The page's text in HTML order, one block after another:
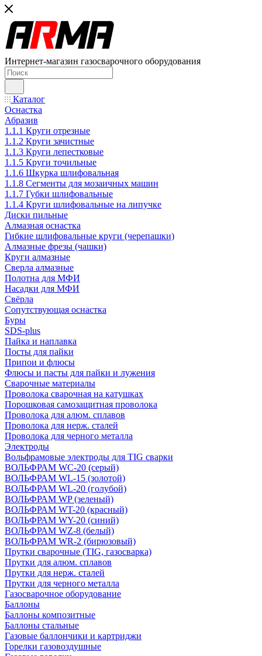
Интернет-магазин газосварочного оборудования
Каталог
Оснастка
Абразив
1.1.1 Круги отрезные
1.1.2 Круги зачистные
1.1.3 Круги лепестковые
1.1.5 Круги точильные
1.1.6 Шкурка шлифовальная
1.1.8 Сегменты для мозаичных машин
1.1.7 Губки шлифовальные
1.1.4 Круги шлифовальные на липучке
Диски пильные
Алмазная оснастка
Гибкие шлифовальные круги (черепашки)
Алмазные фрезы (чашки)
Круги алмазные
Сверла алмазные
Полотна для МФИ
Насадки для МФИ
Свёрла
Сопутствующая оснастка
Буры
SDS-plus
Пайка и наплавка
Посты для пайки
Припои и флюсы
Флюсы и пасты для пайки и лужения
Сварочные материалы
Проволока сварочная на катушках
Порошковая самозащитная проволока
Проволока для алюм. сплавов
Проволока для нерж. сталей
Проволока для черного металла
Электроды
Вольфрамовые электроды для TIG сварки
ВОЛЬФРАМ WC-20 (серый)
ВОЛЬФРАМ WL-15 (золотой)
ВОЛЬФРАМ WL-20 (голубой)
ВОЛЬФРАМ WP (зеленый)
ВОЛЬФРАМ WT-20 (красный)
ВОЛЬФРАМ WY-20 (синий)
ВОЛЬФРАМ WZ-8 (белый)
ВОЛЬФРАМ WR-2 (бирюзовый)
Прутки сварочные (TIG, газосварка)
Прутки для алюм. сплавов
Прутки для нерж. сталей
Прутки для черного металла
Газосварочное оборудование
Баллоны
Баллоны композитные
Баллоны стальные
Газовые баллончики и картриджи
Горелки газовоздушные